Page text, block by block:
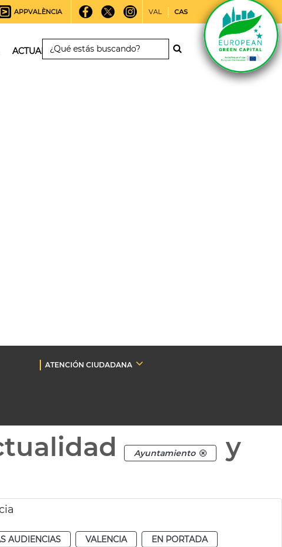
APPVALÈNCIA VAL CAS
ACTUALIDAD
ATENCIÓN CIUDADANA
Ayuntamiento
y
AUDIENCIAS VALENCIA
EN PORTADA